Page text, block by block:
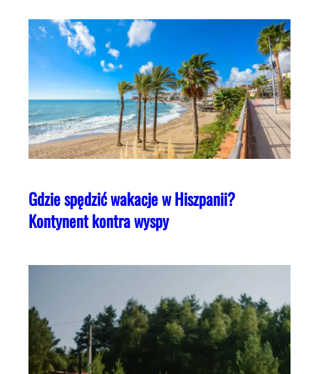
Gdzie spędzić wakacje w Hiszpanii?
Kontynent kontra wyspy